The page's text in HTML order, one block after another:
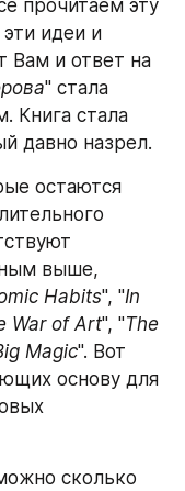
прочитаем эту
идеи и
Вам и ответ на
" стала
Книга стала
давно назрел.
остаются
выше,
Habits", "In
War of Art", "The
Magic". Вот
основу для
сколько